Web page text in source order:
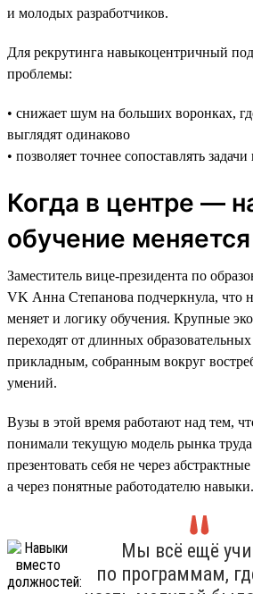
и молодых разработчиков.
Для рекрутинга навыкоцентричный
проблемы:
• снижает шум на больших воронках,
выглядят одинаково
• позволяет точнее сопоставлять
Когда в центре —
обучение меняется
Заместитель вице-президента по
VK Анна Степанова подчеркнула, что
меняет и логику обучения. Крупные
переходят от длинных
прикладным, собранным вокруг
умений.
Вузы в этой время работают над тем,
понимали текущую модель рынка
презентовать себя не через
а через понятные работодателю навыки.
Мы всё ещё
по программам,